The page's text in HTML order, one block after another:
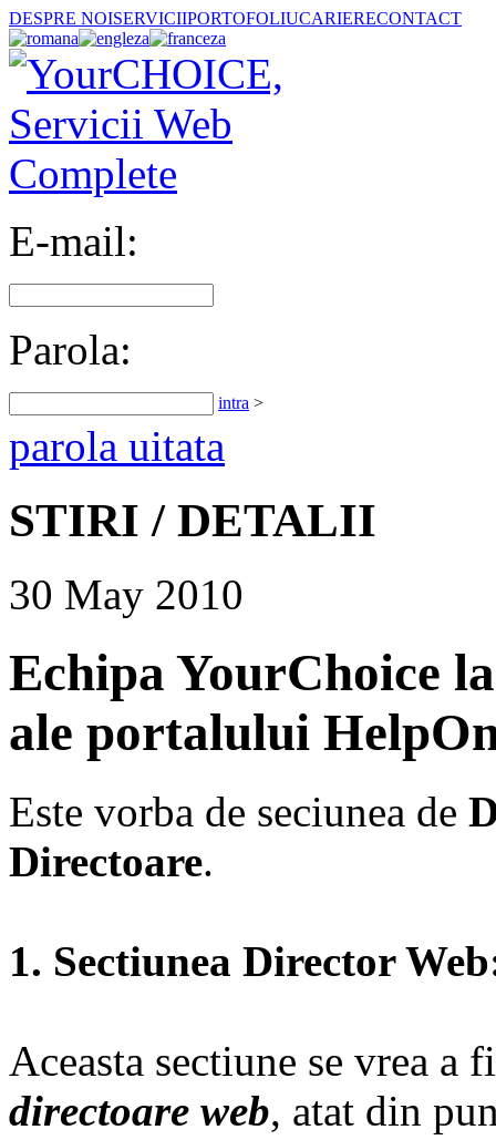
DESPRE NOISERVICIIPORTOFOLIUCARIERECONTACT
E-mail:
Parola:
intra >
parola uitata
STIRI / DETALII
30 May 2010
Echipa YourChoice
ale portalului
Este vorba de seciunea de
Directoare.
1. Sectiunea Director Web
Aceasta sectiune se vrea
directoare web, atat din